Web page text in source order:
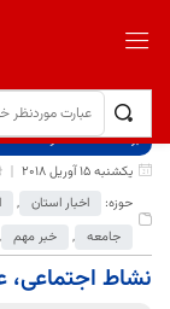
برگ نخست نوشته‌ها
یکشنبه 15 آوریل 2018
حوزه:
اخبار استان ,
جامعه , خبر مهم ,
نشاط